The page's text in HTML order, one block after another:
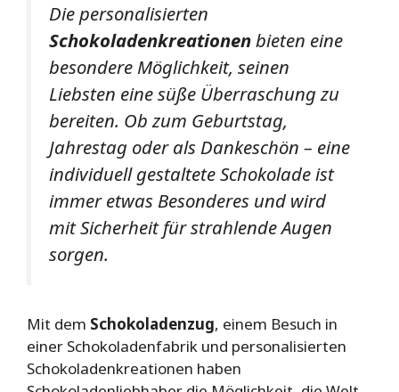
Die personalisierten
Schokoladenkreationenbieten eine
besondere Möglichkeit, seinen
Liebsten eine süße Überraschung zu
bereiten. Ob zum Geburtstag,
Jahrestag oder als Dankeschön – eine
individuell gestaltete Schokolade ist
immer etwas Besonderes und wird
mit Sicherheit für strahlende Augen
sorgen.
Mit dem Schokoladenzug, einem Besuch in
einer Schokoladenfabrik und personalisierten
Schokoladenkreationen haben